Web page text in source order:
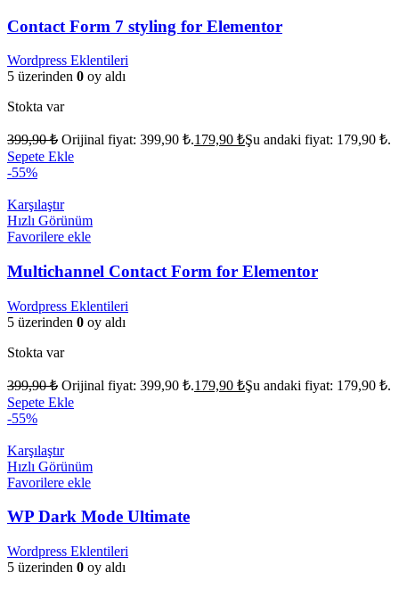
Contact Form 7 styling for Elementor
Wordpress Eklentileri
5 üzerinden 0 oy aldı
Stokta var
399,90₺ Orijinal fiyat: 399,90 ₺.179,90 ₺Şu andaki fiyat: 179,90 ₺.
Sepete Ekle
-55%
Karşılaştır
Hızlı Görünüm
Favorilere ekle
Multichannel Contact Form for Elementor
Wordpress Eklentileri
5 üzerinden 0 oy aldı
Stokta var
399,90₺ Orijinal fiyat: 399,90 ₺.179,90 ₺Şu andaki fiyat: 179,90 ₺.
Sepete Ekle
-55%
Karşılaştır
Hızlı Görünüm
Favorilere ekle
WP Dark Mode Ultimate
Wordpress Eklentileri
5 üzerinden 0 oy aldı